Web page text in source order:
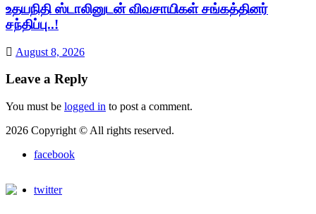
உதயநிதி ஸ்டாலினுடன் விவசாயிகள் சங்கத்தினர்
சந்திப்பு..!
August 8, 2026
Leave a Reply
You must be logged in to post a comment.
2026 Copyright © All rights reserved.
facebook
twitter